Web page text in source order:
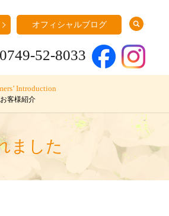
オフィシャルブログ
52-8033
Introduction
お客様紹介
ました